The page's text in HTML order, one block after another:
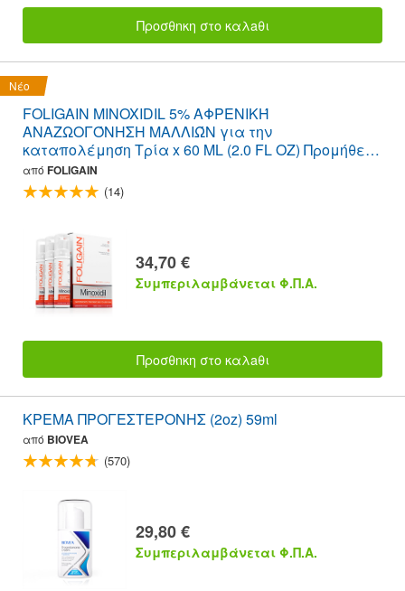
Προσθnκη στο καλaθι
Νέο
FOLIGAIN MINOXIDIL 5% ΑΦΡΕΝΙΚΉ
ΑΝΑΖΩΟΓΌΝΗΣΗ ΜΑΛΛΙΏΝ για την
καταπολέμηση Τρία x 60 ML (2.0 FL OZ) Προμήθεια
φιάλης 3 ετών
από FOLIGAIN
(14)
34,70 €
Συμπεριλαμβάνεται Φ.Π.Α.
Προσθnκη στο καλaθι
ΚΡΕΜΑ ΠΡΟΓΕΣΤΕΡΟΝΗΣ (2oz) 59ml
από BIOVEA
(570)
29,80 €
Συμπεριλαμβάνεται Φ.Π.Α.